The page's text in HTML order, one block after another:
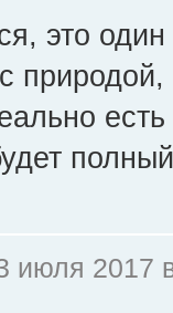
это
июля 2017